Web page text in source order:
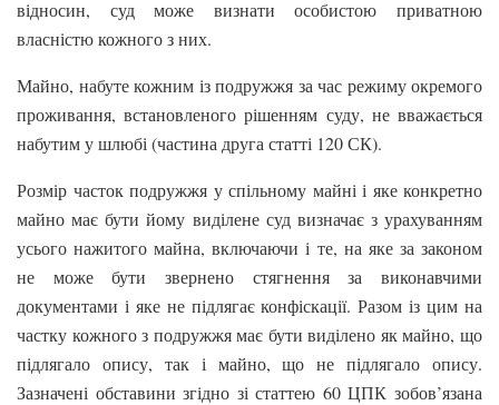
відносин, суд може визнати особистою приватною
власністю кожного з них.
Майно, набуте кожним із подружжя за час режиму окремого
проживання, встановленого рішенням суду, не вважається
набутим у шлюбі (частина друга статті 120 СК).
Розмір часток подружжя у спільному майні і яке конкретно
майно має бути йому виділене суд визначає з урахуванням
усього нажитого майна, включаючи і те, на яке за законом
не може бути звернено стягнення за виконавчими
документами і яке не підлягає конфіскації. Разом із цим на
частку кожного з подружжя має бути виділено як майно, що
підлягало опису, так і майно, що не підлягало опису.
Зазначені обставини згідно зі статтею 60 ЦПК зобов’язана